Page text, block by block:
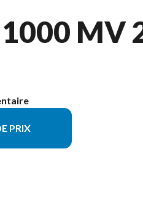
1000 MV
PRIX